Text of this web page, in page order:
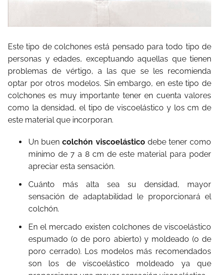
Este tipo de colchones está pensado para todo tipo de
personas y edades, exceptuando aquellas que tienen
problemas de vértigo, a las que se les recomienda
optar por otros modelos. Sin embargo, en este tipo de
colchones es muy importante tener en cuenta valores
como la densidad, el tipo de viscoelástico y los cm de
este material que incorporan.
Un buencolchón viscoelásticodebe tener como
mínimo de 7 a 8 cm de este material para poder
apreciar esta sensación.
Cuánto más alta sea su densidad, mayor
sensación de adaptabilidad le proporcionará el
colchón.
En el mercado existen colchones de viscoelástico
espumado (o de poro abierto) y moldeado (o de
poro cerrado). Los modelos más recomendados
son los de viscoelástico moldeado ya que